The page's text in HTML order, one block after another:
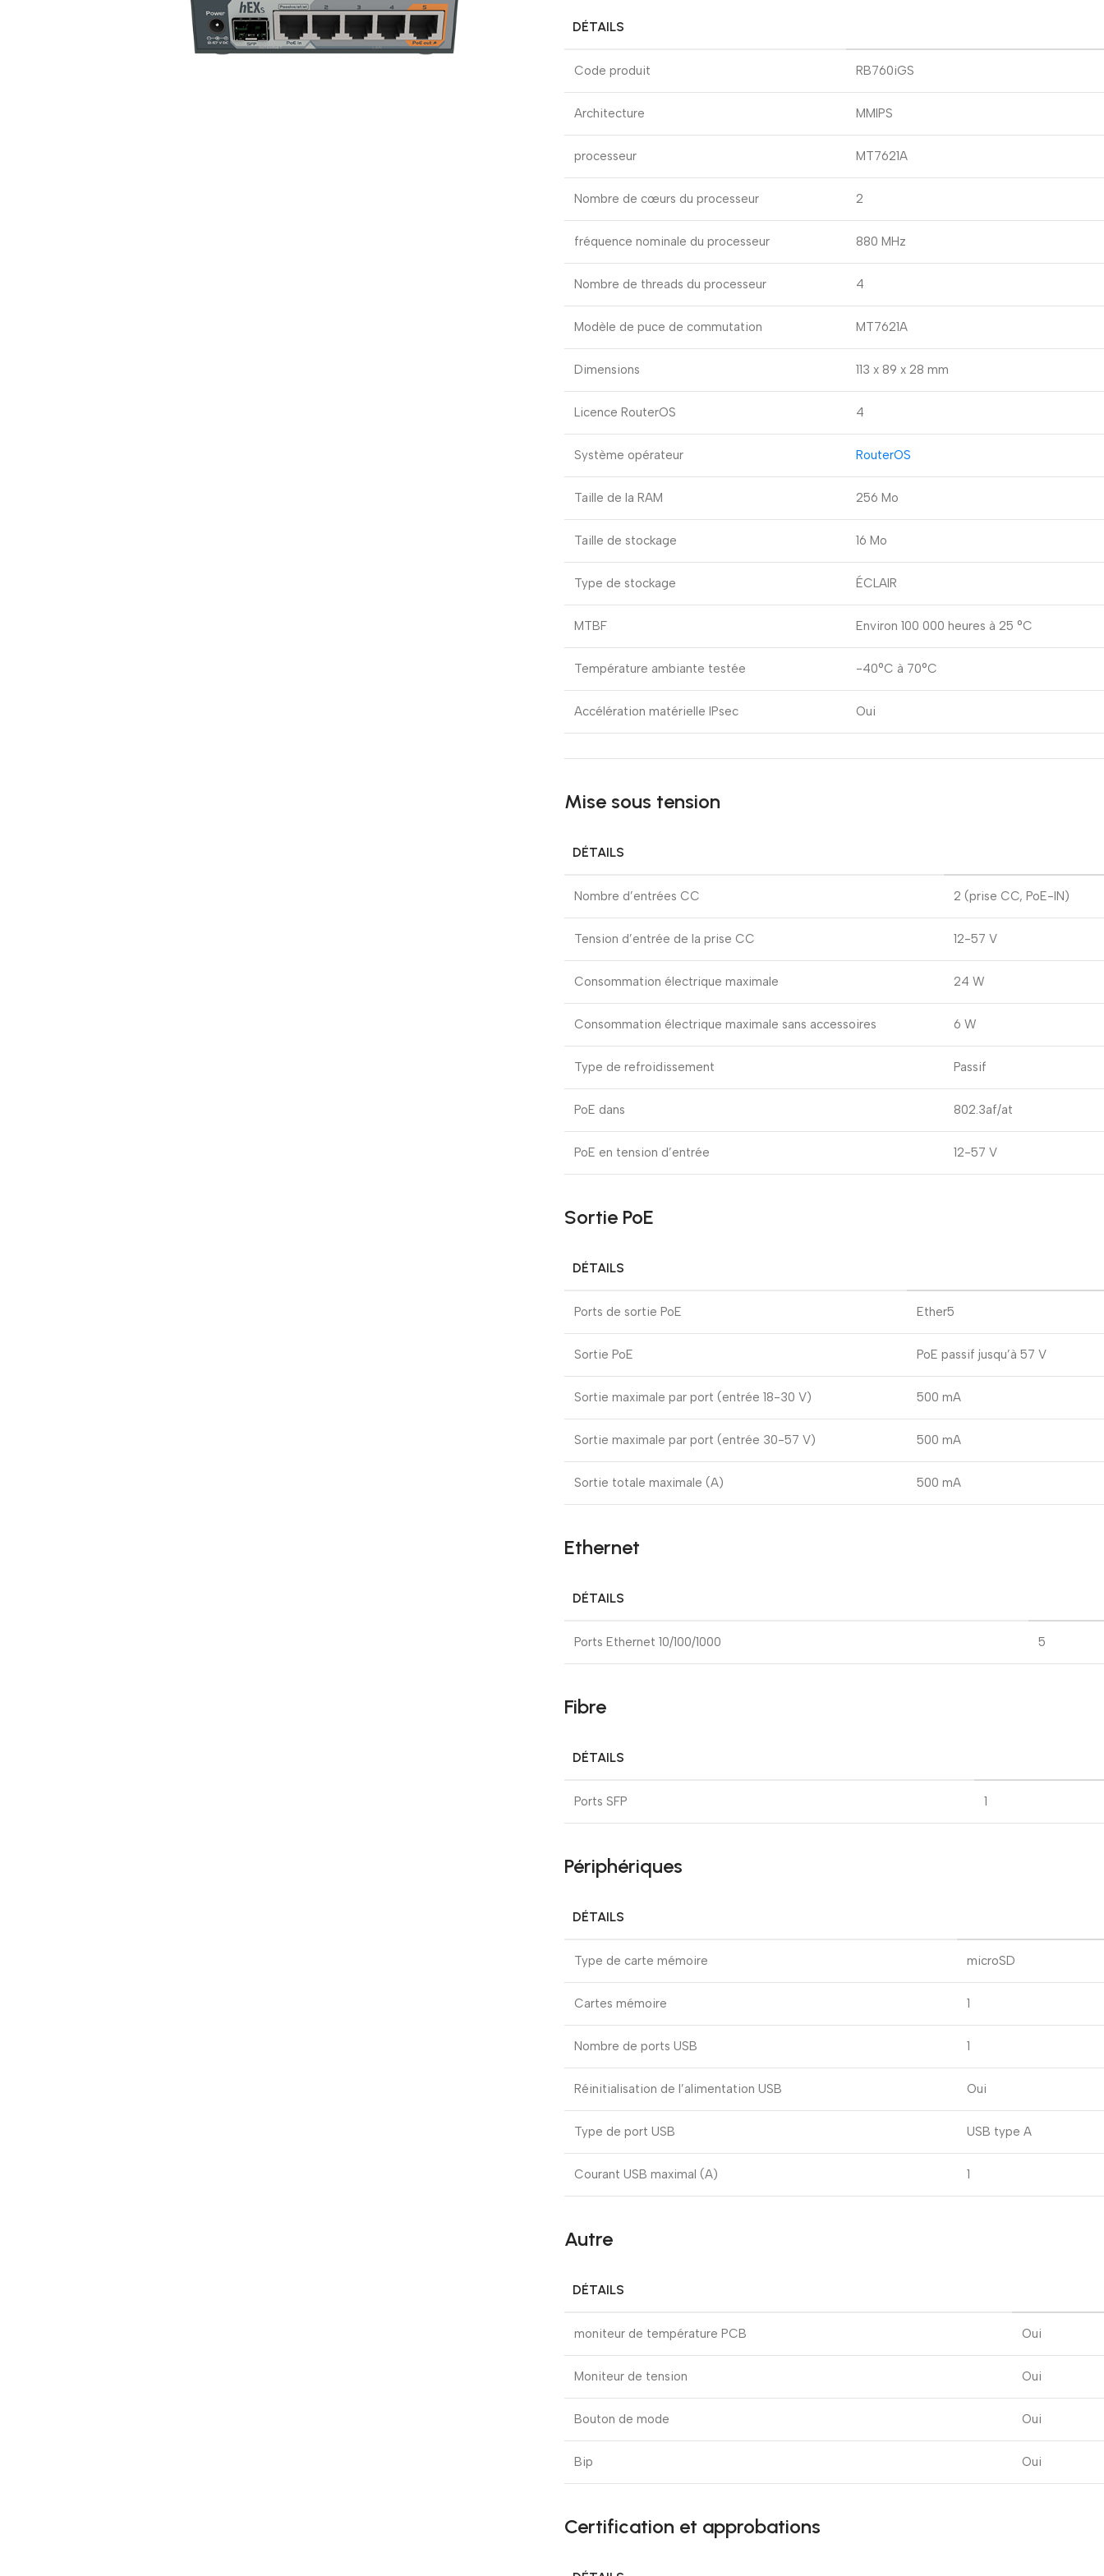
DÉTAILS
Code produit RB760iGS
Architecture MMIPS
processeur MT7621A
Nombre de cœurs du processeur 2
fréquence nominale du processeur 880 MHz
Nombre de threads du processeur 4
Modèle de puce de commutation MT7621A
Dimensions 113 x 89 x 28 mm
Licence RouterOS 4
Système opérateur RouterOS
Taille de la RAM 256 Mo
Taille de stockage 16 Mo
Type de stockage ÉCLAIR
MTBF Environ 100 000 heures à 25 °C
Température ambiante testée -40°C à 70°C
Accélération matérielle IPsec Oui
Mise sous tension
DÉTAILS
Nombre d’entrées CC 2 (prise CC, PoE-IN)
Tension d’entrée de la prise CC 12-57 V
Consommation électrique maximale 24 W
Consommation électrique maximale sans accessoires 6 W
Type de refroidissement Passif
PoE dans 802.3af/at
PoE en tension d’entrée 12-57 V
Sortie PoE
DÉTAILS
Ports de sortie PoE Ether5
Sortie PoE PoE passif jusqu’à 57 V
Sortie maximale par port (entrée 18-30 V) 500 mA
Sortie maximale par port (entrée 30-57 V) 500 mA
Sortie totale maximale (A) 500 mA
Ethernet
DÉTAILS
Ports Ethernet 10/100/1000 5
Fibre
DÉTAILS
Ports SFP 1
Périphériques
DÉTAILS
Type de carte mémoire microSD
Cartes mémoire 1
Nombre de ports USB 1
Réinitialisation de l’alimentation USB Oui
Type de port USB USB type A
Courant USB maximal (A) 1
Autre
DÉTAILS
moniteur de température PCB Oui
Moniteur de tension Oui
Bouton de mode Oui
Bip Oui
Certification et approbations